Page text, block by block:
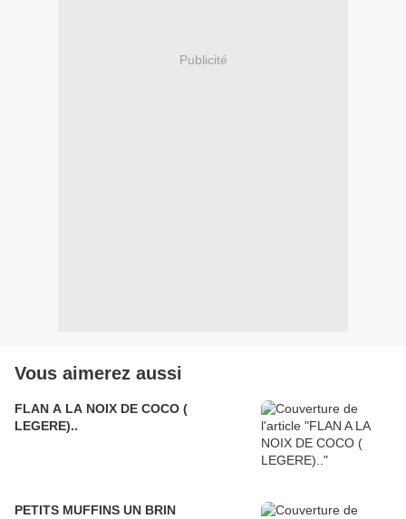
Publicité
Vous aimerez aussi
FLAN A LA NOIX DE COCO (
LEGERE)..
PETITS MUFFINS UN BRIN